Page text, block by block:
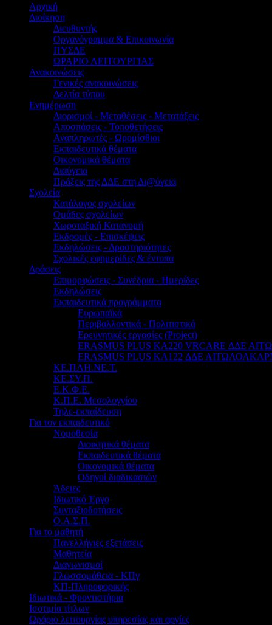
Αρχική
Διοίκηση
Διευθυντής
Οργανόγραμμα & Επικοινωνία
ΠΥΣΔΕ
ΩΡΑΡΙΟ ΛΕΙΤΟΥΡΓΙΑΣ
Ανακοινώσεις
Γενικές ανακοινώσεις
Δελτία τύπου
Ενημέρωση
Διορισμοί - Μεταθέσεις - Μετατάξεις
Αποσπάσεις - Τοποθετήσεις
Αναπληρωτές - Ωρομίσθιοι
Εκπαιδευτικά θέματα
Οικονομικά θέματα
Διαύγεια
Πράξεις της ΔΔΕ στη Δι@ύγεια
Σχολεία
Κατάλογος σχολείων
Ομάδες σχολείων
Χωροταξική Κατανομή
Εκδρομές - Επισκέψεις
Εκδηλώσεις - Δραστηριότητες
Σχολικές εφημερίδες & έντυπα
Δράσεις
Επιμορφώσεις - Συνέδρια - Ημερίδες
Εκδηλώσεις
Εκπαιδευτικά προγράμματα
Ευρωπαϊκά
Περιβαλλοντικά - Πολιτιστικά
Ερευνητικές εργασίες (Project)
ERASMUS PLUS KA220 VRCARE ΔΔΕ
ERASMUS PLUS KA122 ΔΔΕ
ΚΕ.ΠΛΗ.ΝΕ.Τ.
ΚΕ.ΣΥ.Π.
Ε.Κ.Φ.Ε.
Κ.Π.Ε. Μεσολογγίου
Τηλε-εκπαίδευση
Για τον εκπαιδευτικό
Νομοθεσία
Διοικητικά θέματα
Εκπαιδευτικά θέματα
Οικονομικά θέματα
Οδηγοί διαδικασιών
Άδειες
Ιδιωτικό Έργο
Συνταξιοδοτήσεις
Ο.Α.Σ.Π.
Για το μαθητή
Πανελλήνιες εξετάσεις
Μαθητεία
Διαγωνισμοί
Γλωσσομάθεια - ΚΠγ
ΚΠ-Πληροφορικής
Ιδιωτικά - Φροντιστήρια
Ισοτιμία τίτλων
Ωράριο λειτουργίας υπηρεσίας και αργίες